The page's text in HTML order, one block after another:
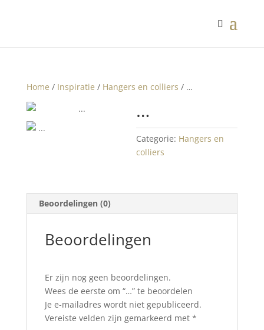
Home / Inspiratie / Hangers en colliers / …
…
Categorie: Hangers en
colliers
Beoordelingen (0)
Beoordelingen
Er zijn nog geen beoordelingen.
Wees de eerste om “…” te beoordelen
Je e-mailadres wordt niet gepubliceerd.
Vereiste velden zijn gemarkeerd met *